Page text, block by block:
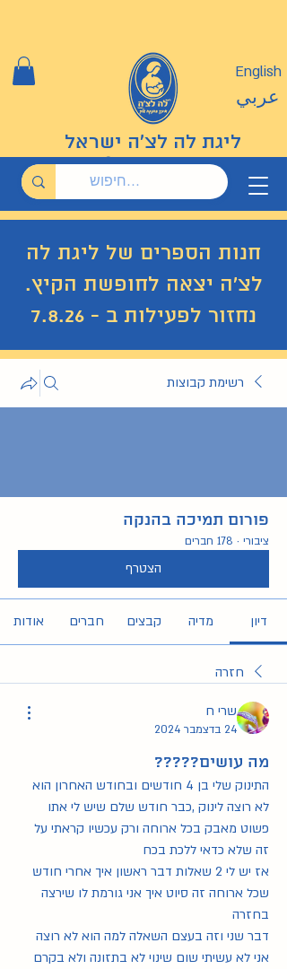
ליגת לה לצ'ה ישראל
English
عربي
חנות הספרים של ליגת לה
לצ'ה יצאה לחופשת הקיץ.
נחזור לפעילות ב - 7.8.26
רשימת קבוצות
פורום תמיכה בהנקה
ציבורי · 178 חברים
הצטרף
דיון מדיה קבצים חברים אודות
חזרה
שרי ח
24 בדצמבר 2024
מה עושים?????
זה שלא כדאי ללכת בכח
בחזרה